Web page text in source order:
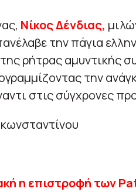
Νίκος Δένδιας,
την πάγια
ρήτρας αμυντικής
την
στις σύγχρονες
η επιστροφή των